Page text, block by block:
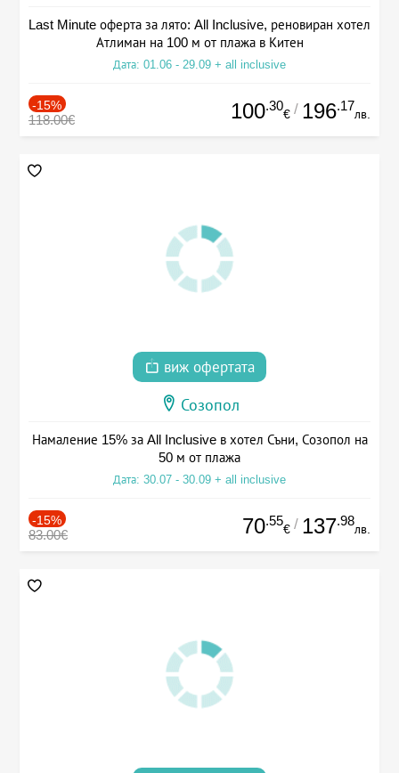
Last Minute оферта за лято: All Inclusive, реновиран хотел
Атлиман на 100 м от плажа в Китен
Дата: 01.06 - 29.09 + all inclusive
-15%
118.00€ 100.30
€ / 196.17
лв.
виж офертата
Созопол
Намаление 15% за All Inclusive в хотел Съни, Созопол на
50 м от плажа
Дата: 30.07 - 30.09 + all inclusive
-15%
83.00€ 70.55
€ / 137.98
лв.